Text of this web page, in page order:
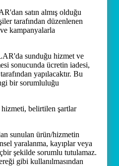
satın almış olduğu
tarafından düzenlenen
kampanyalarla
sunduğu hizmet ve
sonucunda ücretin iadesi,
yapılacaktır. Bu
bir sorumluluğu
hizmeti, belirtilen şartlar
sunulan ürün/hizmetin
yaralanma, kayıplar veya
şekilde sorumlu tutulamaz.
gibi kullanılmasından